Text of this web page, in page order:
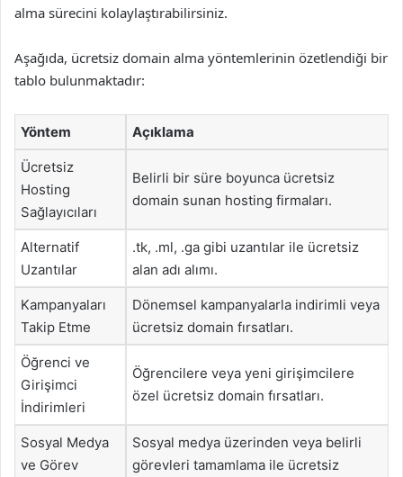
alma sürecini kolaylaştırabilirsiniz.
Aşağıda, ücretsiz domain alma yöntemlerinin özetlendiği bir
tablo bulunmaktadır:
Yöntem Açıklama
Ücretsiz
Hosting
Sağlayıcıları
Belirli bir süre boyunca ücretsiz
domain sunan hosting firmaları.
Alternatif
Uzantılar
.tk, .ml, .ga gibi uzantılar ile ücretsiz
alan adı alımı.
Kampanyaları
Takip Etme
Dönemsel kampanyalarla indirimli veya
ücretsiz domain fırsatları.
Öğrenci ve
Girişimci
İndirimleri
Öğrencilere veya yeni girişimcilere
özel ücretsiz domain fırsatları.
Sosyal Medya
ve Görev
Sosyal medya üzerinden veya belirli
görevleri tamamlama ile ücretsiz